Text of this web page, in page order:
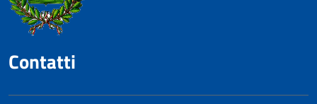
Contatti